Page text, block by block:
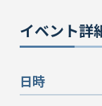
イベント詳
日時